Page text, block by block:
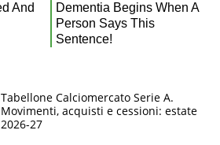
Tabellone Calciomercato Serie A.
Movimenti, acquisti e cessioni: estate
2026-27